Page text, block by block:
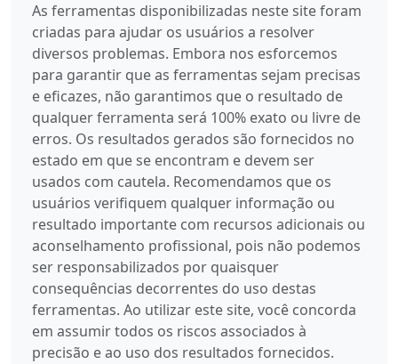
As ferramentas disponibilizadas neste site foram
criadas para ajudar os usuários a resolver
diversos problemas. Embora nos esforcemos
para garantir que as ferramentas sejam precisas
e eficazes, não garantimos que o resultado de
qualquer ferramenta será 100% exato ou livre de
erros. Os resultados gerados são fornecidos no
estado em que se encontram e devem ser
usados com cautela. Recomendamos que os
usuários verifiquem qualquer informação ou
resultado importante com recursos adicionais ou
aconselhamento profissional, pois não podemos
ser responsabilizados por quaisquer
consequências decorrentes do uso destas
ferramentas. Ao utilizar este site, você concorda
em assumir todos os riscos associados à
precisão e ao uso dos resultados fornecidos.